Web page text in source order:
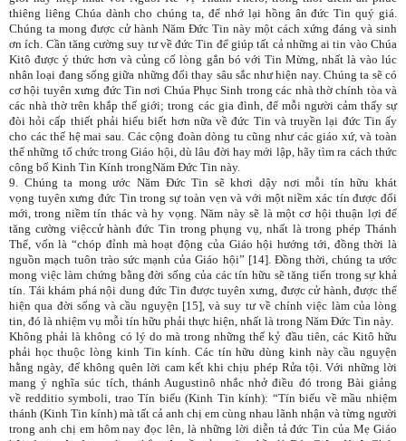
thiêng liêng Chúa dành cho chúng ta, để nhớ lại hồng ân đức Tin quý giá.
Chúng ta mong được cử hành Năm Đức Tin này một cách xứng đáng và sinh
ơn ích. Cần tăng cường suy tư về đức Tin để giúp tất cả những ai tin vào Chúa
Kitô được ý thức hơn và củng cố lòng gắn bó với Tin Mừng, nhất là vào lúc
nhân loại đang sống giữa những đổi thay sâu sắc như hiện nay. Chúng ta sẽ có
cơ hội tuyên xưng đức Tin nơi Chúa Phục Sinh trong các nhà thờ chính tòa và
các nhà thờ trên khắp thế giới; trong các gia đình, để mỗi người cảm thấy sự
đòi hỏi cấp thiết phải hiểu biết hơn nữa về đức Tin và truyền lại đức Tin ấy
cho các thế hệ mai sau. Các cộng đoàn dòng tu cũng như các giáo xứ, và toàn
thể những tổ chức trong Giáo hội, dù lâu đời hay mới lập, hãy tìm ra cách thức
công bố Kinh Tin Kính trongNăm Đức Tin này.
9. Chúng ta mong ước Năm Đức Tin sẽ khơi dậy nơi mỗi tín hữu khát
vọng tuyên xưng đức Tin trong sự toàn vẹn và với một niềm xác tín được đổi
mới, trong niềm tín thác và hy vọng. Năm này sẽ là một cơ hội thuận lợi để
tăng cường việccử hành đức Tin trong phụng vụ, nhất là trong phép Thánh
Thể, vốn là “chóp đỉnh mà hoạt động của Giáo hội hướng tới, đồng thời là
nguồn mạch tuôn trào sức mạnh của Giáo hội” [14]. Đồng thời, chúng ta ước
mong việc làm chứng bằng đời sống của các tín hữu sẽ tăng tiến trong sự khả
tín. Tái khám phá nội dung đức Tin được tuyên xưng, được cử hành, được thể
hiện qua đời sống và cầu nguyện [15], và suy tư về chính việc làm của lòng
tin, đó là nhiệm vụ mỗi tín hữu phải thực hiện, nhất là trong Năm Đức Tin này.
Không phải là không có lý do mà trong những thế kỷ đầu tiên, các Kitô hữu
phải học thuộc lòng kinh Tin kính. Các tín hữu dùng kinh này cầu nguyện
hằng ngày, để không quên lời cam kết khi chịu phép Rửa tội. Với những lời
mang ý nghĩa súc tích, thánh Augustinô nhắc nhở điều đó trong Bài giảng
về redditio symboli, trao Tín biểu (Kinh Tin kính): “Tín biểu về mầu nhiệm
thánh (Kinh Tin kính) mà tất cả anh chị em cùng nhau lãnh nhận và từng người
trong anh chị em hôm nay đọc lên, là những lời diễn tả đức Tin của Mẹ Giáo